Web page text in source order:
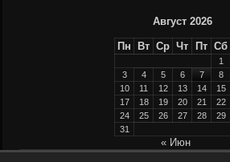
Август 2026
Пн Вт Ср Чт Пт Сб
1
3
4 5 6 7 8
10
11 12 13 14 15
17
18 19 20 21 22
24
25 26 27 28 29
31
« Июн